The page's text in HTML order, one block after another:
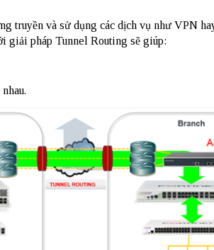
và sử dụng các dịch vụ như VPN
giải pháp Tunnel Routing sẽ giúp: